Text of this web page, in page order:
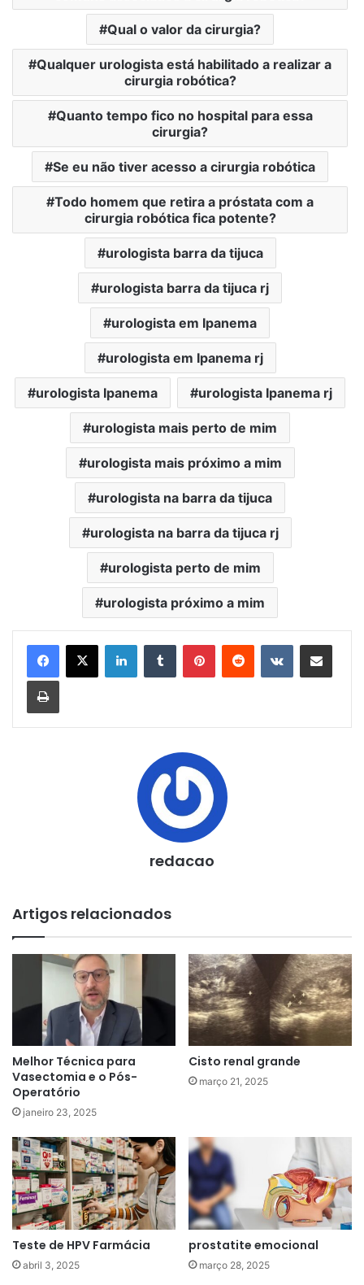
Qual o valor da cirurgia?
Qualquer urologista está habilitado a realizar a
cirurgia robótica?
Quanto tempo fico no hospital para essa
cirurgia?
Se eu não tiver acesso a cirurgia robótica
Todo homem que retira a próstata com a
cirurgia robótica fica potente?
urologista barra da tijuca
urologista barra da tijuca rj
urologista em Ipanema
urologista em Ipanema rj
urologista Ipanema urologista Ipanema rj
urologista mais perto de mim
urologista mais próximo a mim
urologista na barra da tijuca
urologista na barra da tijuca rj
urologista perto de mim
urologista próximo a mim
LinkedinTumblr PinterestReddit VK Compartilhar via e-mail
Imprimir
redacao
Artigos relacionados
Melhor Técnica para
Vasectomia e o Pós-
Operatório
janeiro 23, 2025
Cisto renal grande
março 21, 2025
Teste de HPV Farmácia
abril 3, 2025
prostatite emocional
março 28, 2025